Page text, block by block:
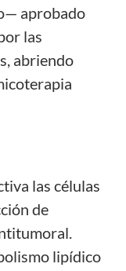
aprobado
las
abriendo
las células
de
lipídico